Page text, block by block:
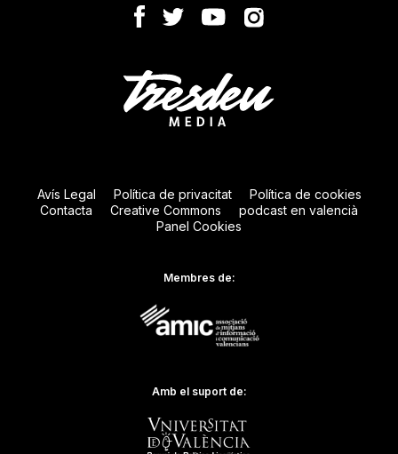
Avís Legal Política de privacitat
Política de cookies
Contacta
Creative Commons
podcast en valencià
Panel Cookies
Membres de:
Amb el suport de: